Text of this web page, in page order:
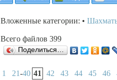
Вложенные категории: •
Всего файлов 399
Поделиться…
1 21-40 41 42 43 44 45 46